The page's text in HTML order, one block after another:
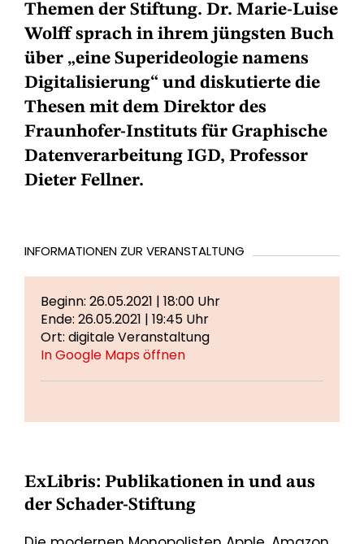
Themen der Stiftung. Dr. Marie-Luise
Wolff sprach in ihrem jüngsten Buch
über „eine Superideologie namens
Digitalisierung“ und diskutierte die
Thesen mit dem Direktor des
Fraunhofer-Instituts für Graphische
Datenverarbeitung IGD, Professor
Dieter Fellner.
INFORMATIONEN ZUR VERANSTALTUNG
Beginn: 26.05.2021 | 18:00 Uhr
Ende: 26.05.2021 | 19:45 Uhr
Ort: digitale Veranstaltung
In Google Maps öffnen
ExLibris: Publikationen in und aus
der Schader-Stiftung